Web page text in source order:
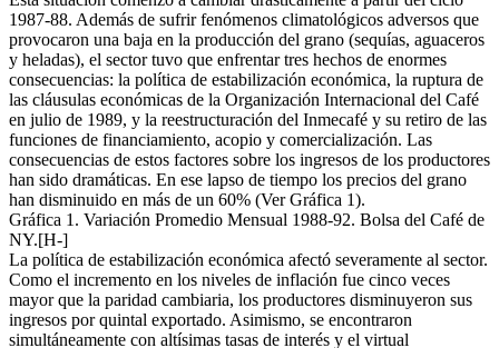
1987-88. Además de sufrir fenómenos climatológicos adversos que
provocaron una baja en la producción del grano (sequías, aguaceros
y heladas), el sector tuvo que enfrentar tres hechos de enormes
consecuencias: la política de estabilización económica, la ruptura de
las cláusulas económicas de la Organización Internacional del Café
en julio de 1989, y la reestructuración del Inmecafé y su retiro de las
funciones de financiamiento, acopio y comercialización. Las
consecuencias de estos factores sobre los ingresos de los productores
han sido dramáticas. En ese lapso de tiempo los precios del grano
han disminuido en más de un 60% (Ver Gráfica 1).
Gráfica 1. Variación Promedio Mensual 1988-92. Bolsa del Café de
NY.[H-]
La política de estabilización económica afectó severamente al sector.
Como el incremento en los niveles de inflación fue cinco veces
mayor que la paridad cambiaria, los productores disminuyeron sus
ingresos por quintal exportado. Asimismo, se encontraron
simultáneamente con altísimas tasas de interés y el virtual